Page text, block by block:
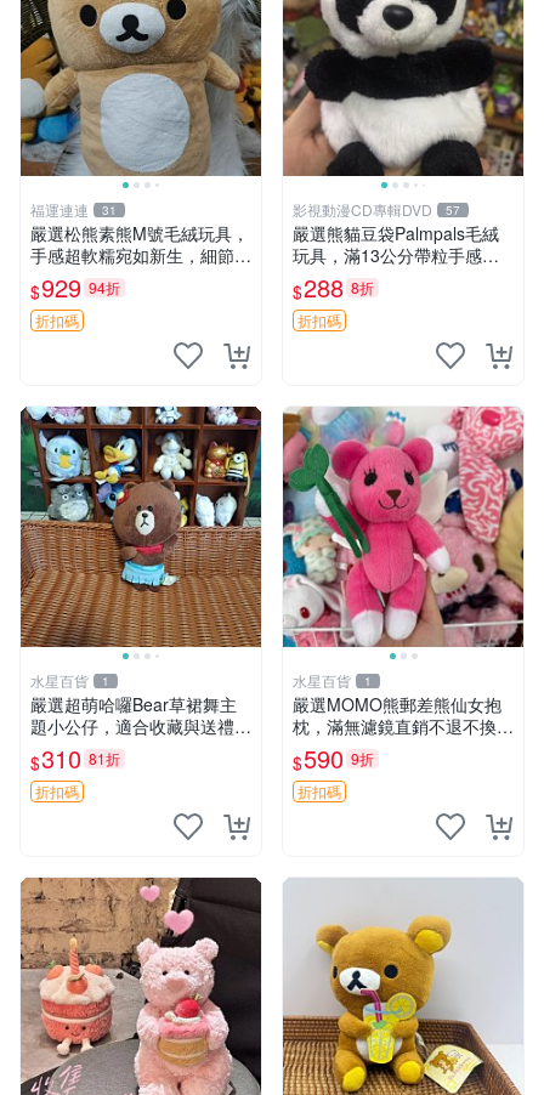
福運連連 31
嚴選松熊素熊M號毛絨玩具，
手感超軟糯宛如新生，細節精
緻完美無瑕，推薦送禮或珍
藏，中古狀態保養得宜。 松
熊 素熊 毛絨doll
$929 94折
折扣碼
影視動漫CD專輯DVD 57
嚴選熊貓豆袋Palmpals毛絨
玩具，滿13公分帶粒手感極
佳，電影主題周邊推薦 熊貓
Palmpals 毛絨玩具 豆袋 劇場
版周邊
$288 8折
折扣碼
水星百貨 1
嚴選超萌哈囉Bear草裙舞主
題小公仔，適合收藏與送禮 1
00 克 哈囉Bear 草裙舞
$310 81折
折扣碼
水星百貨 1
嚴選MOMO熊郵差熊仙女抱
枕，滿無濾鏡直銷不退不換
經典造型可愛必備 紅薯啵啵
間抱枕 抱枕 時尚
$590 9折
折扣碼